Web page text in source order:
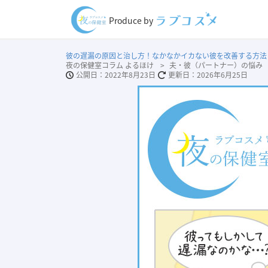
Produce by
彼の遅漏の原因と治し方！なかなかイカない彼を改善する方法
夜の保健室コラム よるほけ
夫・彼（パートナー）の悩み
2022年8月23日
2026年6月25日